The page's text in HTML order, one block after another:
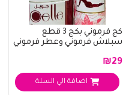
كج فرموني بكج 3 قطع
سبلاش فرموني وعطر فرموني
₪29
اضافة الي السلة